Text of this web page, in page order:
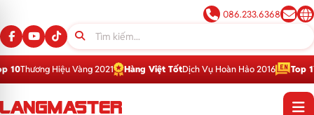
086.233.6368
Vàng 2021 Hàng Việt TốtDịch Vụ Hoàn Hảo 2016 Top 1Thương Hiệu